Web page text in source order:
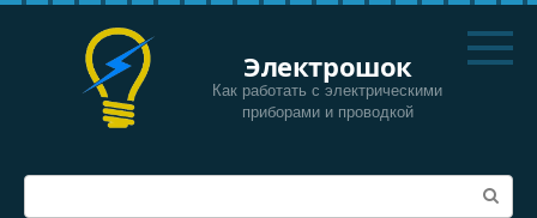
Перейти
Электрошок
Как работать с электрическими
приборами и проводкой
Поиск: